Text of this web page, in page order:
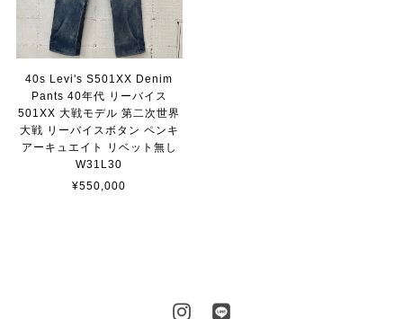
40s Levi's S501XX Denim
Pants 40年代 リーバイス
501XX 大戦モデル 第二次世界
大戦 リーバイスボタン ペンキ
アーキュエイト リベット無し
W31L30
¥550,000